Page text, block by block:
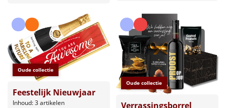
Oude collectie
Feestelijk Nieuwjaar
Inhoud: 3 artikelen
Oude collectie
Verrassingsborrel